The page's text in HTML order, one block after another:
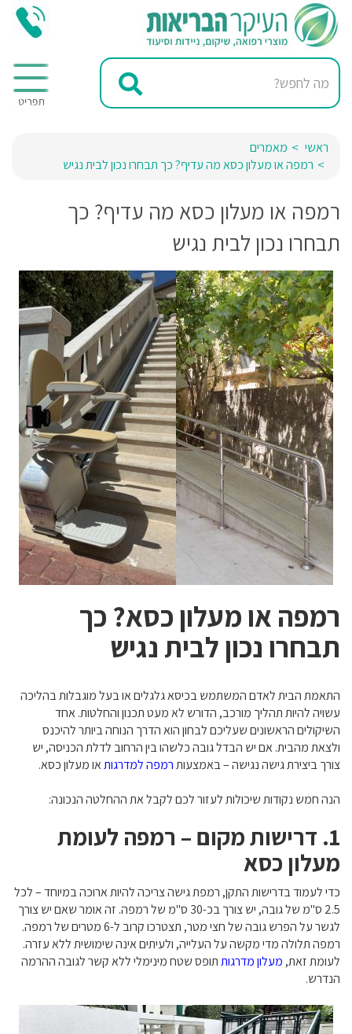
ראשי
מאמרים
רמפה או מעלון כסא מה עדיף? כך תבחרו נכון לבית נגיש
רמפה או מעלון כסא מה עדיף? כך
תבחרו נכון לבית נגיש
רמפה או מעלון כסא? כך
תבחרו נכון לבית נגיש
התאמת הבית לאדם המשתמש בכיסא גלגלים או בעל מוגבלות בהליכה
עשויה להיות תהליך מורכב, הדורש לא מעט תכנון והחלטות. אחד
השיקולים הראשונים שעליכם לבחון הוא הדרך הנוחה ביותר להיכנס
ולצאת מהבית. אם יש הבדל גובה כלשהו בין הרחוב לדלת הכניסה, יש
צורך ביצירת גישה נגישה – באמצעותרמפה למדרגותאו מעלון כסא.
הנה חמש נקודות שיכולות לעזור לכם לקבל את ההחלטה הנכונה:
1. דרישות מקום – רמפה לעומת
מעלון כסא
כדי לעמוד בדרישות התקן, רמפת גישה צריכה להיות ארוכה במיוחד – לכל
2.5 ס"מ של גובה, יש צורך בכ-30 ס"מ של רמפה. זה אומר שאם יש צורך
לגשר על הפרש גובה של חצי מטר, תצטרכו קרוב ל-6 מטרים של רמפה.
רמפה תלולה מדי מקשה על העלייה, ולעיתים אינה שימושית ללא עזרה.
לעומת זאת, מעלון מדרגותתופס שטח מינימלי ללא קשר לגובה ההרמה
הנדרש.